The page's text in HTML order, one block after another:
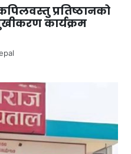
प्रतिष्ठानको
कार्यक्रम